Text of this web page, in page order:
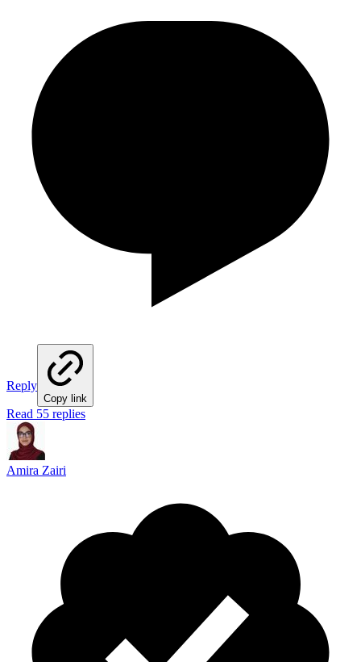
Reply
Copy link
Read 55 replies
Amira Zairi